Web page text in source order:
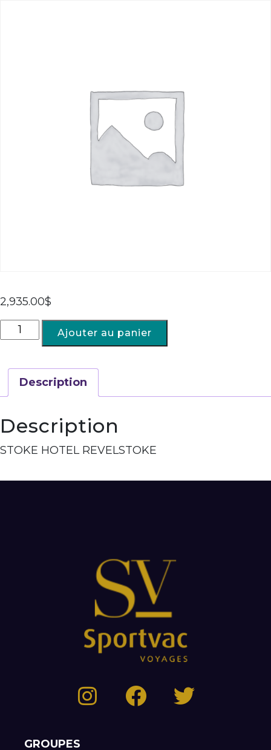
2,935.00$
Ajouter au panier
Description
Description
STOKE HOTEL REVELSTOKE
GROUPES